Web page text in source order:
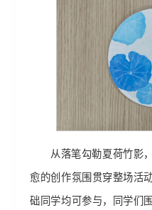
从落笔勾勒夏荷竹影
愈的创作氛围贯穿整场活
础同学均可参与，同学们